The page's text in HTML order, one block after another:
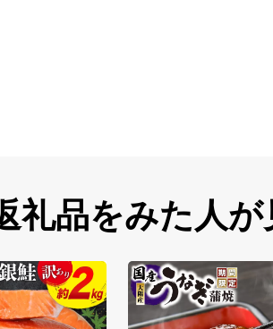
礼品をみた人